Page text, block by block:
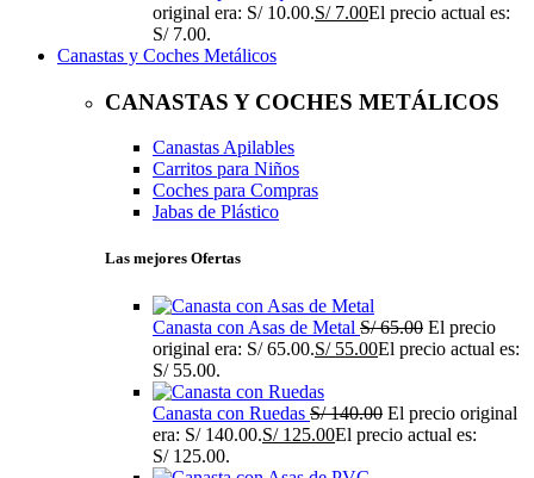
original era: S/ 10.00.S/7.00El precio actual es:
S/ 7.00.
Canastas y Coches Metálicos
CANASTAS Y COCHES METÁLICOS
Canastas Apilables
Carritos para Niños
Coches para Compras
Jabas de Plástico
Las mejores Ofertas
Canasta con Asas de Metal S/65.00 El precio
original era: S/ 65.00.S/55.00El precio actual es:
S/ 55.00.
Canasta con Ruedas S/140.00 El precio original
era: S/ 140.00.S/125.00El precio actual es:
S/ 125.00.